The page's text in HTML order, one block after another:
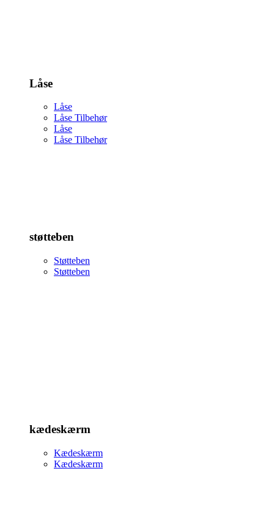
Låse
Låse
Låse Tilbehør
Låse
Låse Tilbehør
støtteben
Støtteben
Støtteben
kædeskærm
Kædeskærm
Kædeskærm